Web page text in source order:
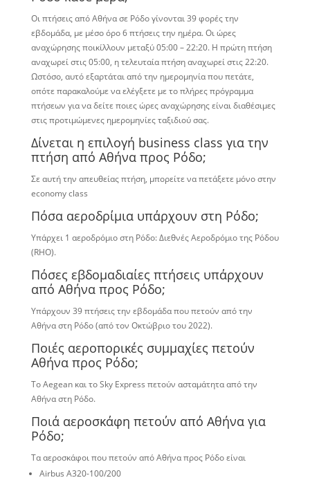
Οι πτήσεις από Αθήνα σε Ρόδο γίνονται 39 φορές την
εβδομάδα, με μέσο όρο 6 πτήσεις την ημέρα. Οι ώρες
αναχώρησης ποικίλλουν μεταξύ 05:00 – 22:20. Η πρώτη πτήση
αναχωρεί στις 05:00, η ​​τελευταία πτήση αναχωρεί στις 22:20.
Ωστόσο, αυτό εξαρτάται από την ημερομηνία που πετάτε,
οπότε παρακαλούμε να ελέγξετε με το πλήρες πρόγραμμα
πτήσεων για να δείτε ποιες ώρες αναχώρησης είναι διαθέσιμες
στις προτιμώμενες ημερομηνίες ταξιδιού σας.
Δίνεται η επιλογή business class για την
πτήση από Αθήνα προς Ρόδο;
Σε αυτή την απευθείας πτήση, μπορείτε να πετάξετε μόνο στην
economy class
Πόσα αεροδρίμια υπάρχουν στη Ρόδο;
Υπάρχει 1 αεροδρόμιο στη Ρόδο: Διεθνές Αεροδρόμιο της Ρόδου
(RHO).
Πόσες εβδομαδιαίες πτήσεις υπάρχουν
από Αθήνα προς Ρόδο;
Υπάρχουν 39 πτήσεις την εβδομάδα που πετούν από την
Αθήνα στη Ρόδο (από τον Οκτώβριο του 2022).
Ποιές αεροπορικές συμμαχίες πετούν
Αθήνα προς Ρόδο;
Το Aegean και το Sky Express πετούν ασταμάτητα από την
Αθήνα στη Ρόδο.
Ποιά αεροσκάφη πετούν από Αθήνα για
Ρόδο;
Τα αεροσκάφοι που πετούν από Αθήνα προς Ρόδο είναι
Airbus A320-100/200